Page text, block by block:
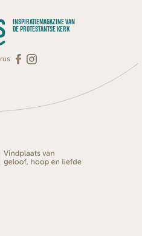
INSPIRATIEMAGAZINE VAN
DE PROTESTANTSE KERK